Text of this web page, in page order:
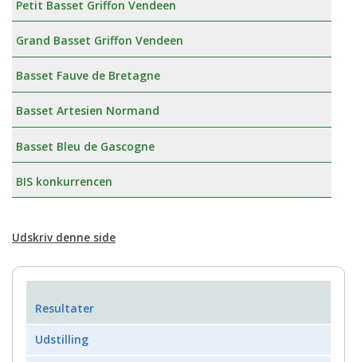
Petit Basset Griffon Vendeen
Grand Basset Griffon Vendeen
Basset Fauve de Bretagne
Basset Artesien Normand
Basset Bleu de Gascogne
BIS konkurrencen
Udskriv denne side
Resultater
Udstilling